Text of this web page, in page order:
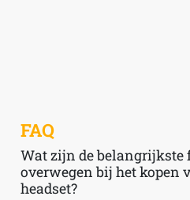
FAQ
Wat zijn de belangrijkste
overwegen bij het kopen
headset?